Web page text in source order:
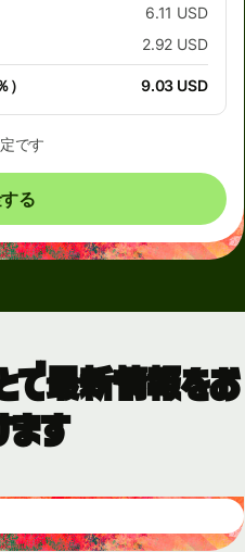
6.11 USD
2.92 USD
9.03 USD
です
る
で最新情報をお
す